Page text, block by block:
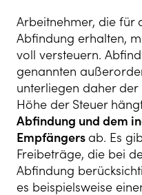
Arbeitnehmer, die für
Abfindung erhalten,
voll versteuern.
genannten
unterliegen daher der
Höhe der Steuer
Abfindung und dem
Empfängersab. Es
Freibeträge, die bei
Abfindung
es beispielsweise